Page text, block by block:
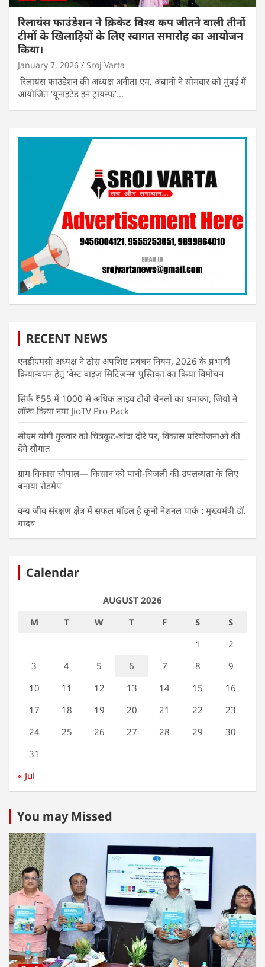
रिलायंस फाउंडेशन ने क्रिकेट विश्व कप जीतने वाली तीनों
टीमों के खिलाड़ियों के लिए स्वागत समारोह का आयोजन
किया।
January 7, 2026 Sroj Varta
रिलायंस फाउंडेशन की अध्यक्ष अनीता एम. अंबानी ने सोमवार को मुंबई में
आयोजित ‘यूनाइटेड इन ट्रायम्फ’…
RECENT NEWS
एनडीएमसी अध्यक्ष ने ठोस अपशिष्ट प्रबंधन नियम, 2026 के प्रभावी
क्रियान्वयन हेतु ‘वेस्ट वाइज़ सिटिज़न्स’ पुस्तिका का किया विमोचन
सिर्फ ₹55 में 1000 से अधिक लाइव टीवी चैनलों का धमाका, जियो ने
लॉन्च किया नया JioTV Pro Pack
सीएम योगी गुरुवार को चित्रकूट-बांदा दौरे पर, विकास परियोजनाओं की
देंगे सौगात
ग्राम विकास चौपाल— किसान को पानी-बिजली की उपलब्धता के लिए
बनाया रोडमैप
वन्य जीव संरक्षण क्षेत्र में सफल मॉडल है कूनो नेशनल पार्क : मुख्यमंत्री डॉ.
यादव
Calendar
AUGUST 2026
M
T W T F S
S
1
2
3
4 5 6 7 8
9
10
11 12 13 14 15
16
17
18 19 20 21 22
23
24
25 26 27 28 29
30
31
« Jul
You may Missed